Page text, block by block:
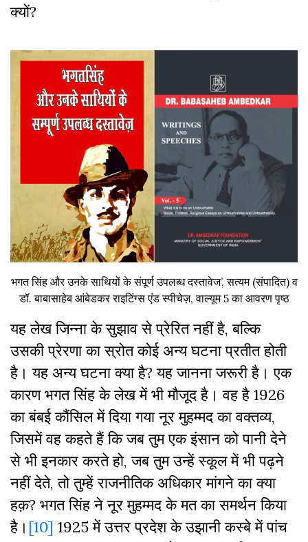
क्यों?
भगत सिंह और उनके साथियों के संपूर्ण उपलब्ध दस्तावेज’, सत्यम (संपादित) व
डॉ. बाबासाहेब आंबेडकर राइटिंग्स एंड स्पीचेज़, वाल्यूम 5 का आवरण पृष्ठ
यह लेख जिन्ना के सुझाव से प्रेरित नहीं है, बल्कि
उसकी प्रेरणा का स्रोत कोई अन्य घटना प्रतीत होती
है। यह अन्य घटना क्या है? यह जानना जरूरी है। एक
कारण भगत सिंह के लेख में भी मौजूद है। वह है 1926
का बंबई कौंसिल में दिया गया नूर मुहम्मद का वक्तव्य,
जिसमें वह कहते हैं कि जब तुम एक इंसान को पानी देने
से भी इनकार करते हो, जब तुम उन्हें स्कूल में भी पढ़ने
नहीं देते, तो तुम्हें राजनीतिक अधिकार मांगने का क्या
हक़? भगत सिंह ने नूर मुहम्मद के मत का समर्थन किया
है। [10] 1925 में उत्तर प्रदेश के उझानी कस्बे में पांच